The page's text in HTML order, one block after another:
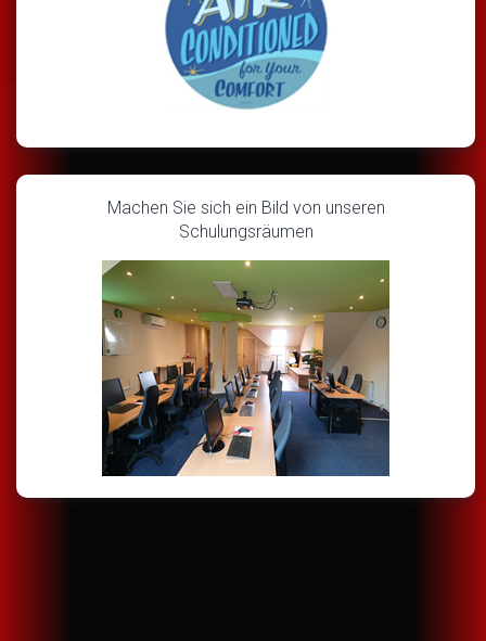
Machen Sie sich ein Bild von unseren
Schulungsräumen